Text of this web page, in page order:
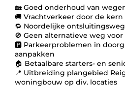
🏡 Goed onderhoud van
🚚 Vrachtverkeer door de
🔁 Noordelijke
🚫 Geen alternatieve weg
🅿️ Parkeerproblemen in
aanpakken
🏠 Betaalbare starters- en
📍 Uitbreiding plangebied
woningbouw op div. locaties